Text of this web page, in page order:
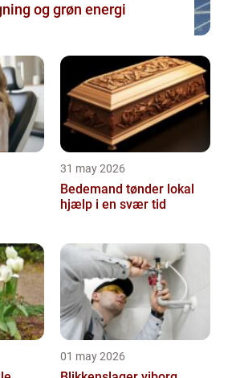
og grøn energi
31 may 2026
Bedemand tønder lokal
hjælp i en svær tid
01 may 2026